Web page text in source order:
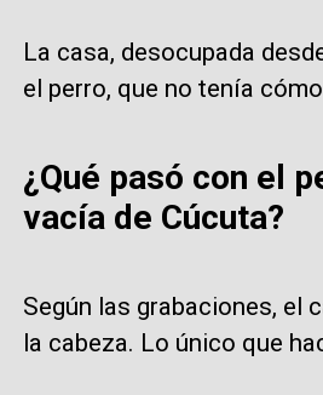
La casa, desocupada
el perro, que no tenía
¿Qué pasó con el
vacía de Cúcuta?
Según las grabaciones, el
la cabeza. Lo único que